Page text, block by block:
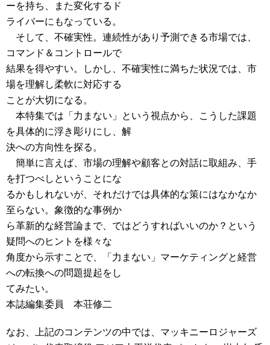
ーを持ち、また変化するド
ライバーにもなっている。
そして、不確実性。連続性があり予測できる市場では、
コマンド＆コントロールで
結果を得やすい。しかし、不確実性に満ちた状況では、市
場を理解し柔軟に対応する
ことが大切になる。
本特集では「力まない」という視点から、こうした課題
を具体的に浮き彫りにし、解
決への方向性を探る。
簡単に言えば、市場の理解や顧客との対話に取組み、手
を打つべしということにな
るかもしれないが、それだけでは具体的な策にはなかなか
至らない。象徴的な事例か
ら革新的な経営論まで、ではどうすればいいのか？という
疑問へのヒントを様々な
角度から示すことで、「力まない」マーケティングと経営
への転換への問題提起をし
てみたい。
本誌編集委員 本荘修二
なお、上記のコンテンツの中では、マッキニーロジャーズ